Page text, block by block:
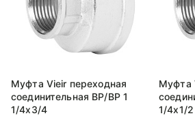
Муфта Vieir переходная
соединительная ВР/ВР 1
1/4x3/4
Муфта
1/4x1/2